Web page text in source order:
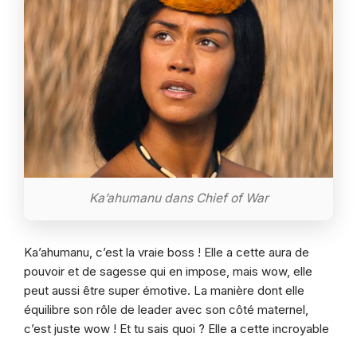
Ka’ahumanu dans Chief of War
Ka’ahumanu, c’est la vraie boss ! Elle a cette aura de
pouvoir et de sagesse qui en impose, mais wow, elle
peut aussi être super émotive. La manière dont elle
équilibre son rôle de leader avec son côté maternel,
c’est juste wow ! Et tu sais quoi ? Elle a cette incroyable